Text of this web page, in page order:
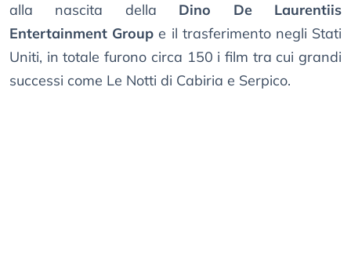
alla nascita della Dino De Laurentiis
Entertainment Group e il trasferimento negli Stati
Uniti, in totale furono circa 150 i film tra cui grandi
successi come Le Notti di Cabiria e Serpico.